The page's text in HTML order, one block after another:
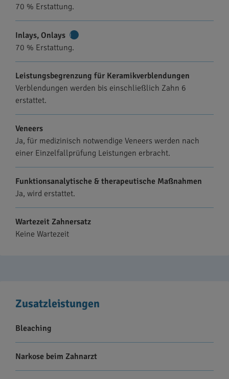
70 % Erstattung.
Inlays, Onlays
Informationen
70 % Erstattung.
Leistungsbegrenzung für Keramikverblendungen
Verblendungen werden bis einschließlich Zahn 6
erstattet.
Veneers
Ja, für medizinisch notwendige Veneers werden nach
einer Einzelfallprüfung Leistungen erbracht.
Funktionsanalytische & therapeutische Maßnahmen
Ja, wird erstattet.
Wartezeit Zahnersatz
Keine Wartezeit
Zusatzleistungen
Bleaching
Narkose beim Zahnarzt